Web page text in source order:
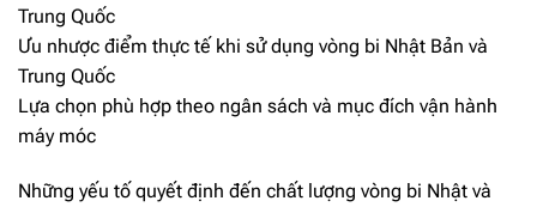
Trung Quốc
Ưu nhược điểm thực tế khi sử dụng vòng bi Nhật Bản và
Trung Quốc
Lựa chọn phù hợp theo ngân sách và mục đích vận hành
máy móc
Những yếu tố quyết định đến chất lượng vòng bi Nhật và